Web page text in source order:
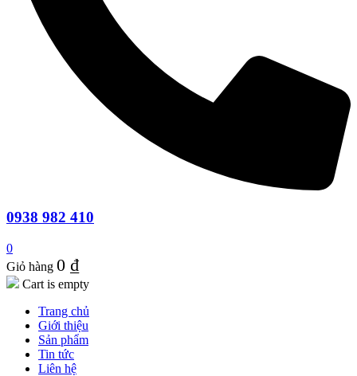
0938 982 410
0
Giỏ hàng 0 ₫
Cart is empty
Trang chủ
Giới thiệu
Sản phẩm
Tin tức
Liên hệ